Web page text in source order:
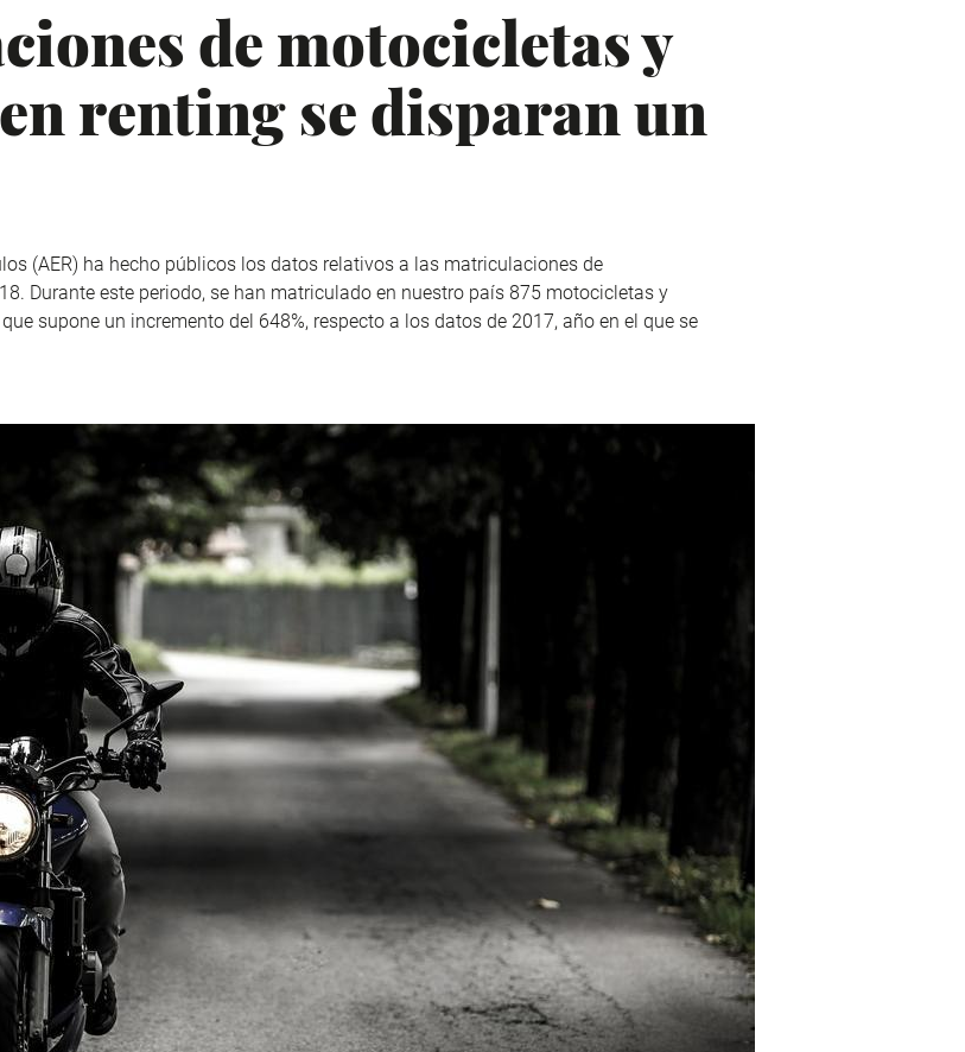
de motocicletas y
renting se disparan un
(AER) ha hecho públicos los datos relativos a las matriculaciones de
Durante este periodo, se han matriculado en nuestro país 875 motocicletas y
supone un incremento del 648%, respecto a los datos de 2017, año en el que se